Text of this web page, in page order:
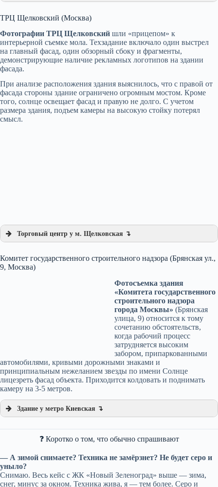
ТРЦ Щелковский (Москва)
Фотографии ТРЦ Щелковский шли «прицепом» к
интерьерной съемке мола. Техзадание включало один выстрел
на главный фасад, один обзорный сбоку и фрагменты,
демонстрирующие наличие рекламных логотипов на здании
фасада.
При анализе расположения здания выяснилось, что с правой от
фасада стороны здание ограничено огромным мостом. Кроме
того, солнце освещает фасад и правую не долго. С учетом
размера здания, подъем камеры на высокую стойку потерял
смысл.
Торговый центр у м. Щелковская ↴
Комитет государственного строительного надзора (Брянская ул.,
9, Москва)
Фотосъемка здания
«Комитета государственного
строительного надзора
города Москвы» (Брянская
улица, 9) относится к тому
сочетанию обстоятельств,
когда рабочий процесс
затрудняется высоким
забором, припаркованными
автомобилями, кривыми дорожными знаками и
принципиальным нежеланием звезды по имени Солнце
лицезреть фасад объекта. Приходится колдовать и поднимать
камеру на 3-5 метров.
Здание у метро Киевская ↴
❓ Коротко о том, что обычно спрашивают
— А зимой снимаете? Техника не замёрзнет? Не будет серо и
уныло?
Снимаю. Весь кейс с ЖК «Новый Зеленоград» выше — зима,
снег, минус за окном. Техника жива, я — тем более. Серо и